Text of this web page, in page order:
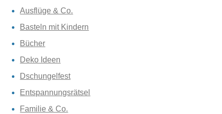
Ausflüge & Co.
Basteln mit Kindern
Bücher
Deko Ideen
Dschungelfest
Entspannungsrätsel
Familie & Co.